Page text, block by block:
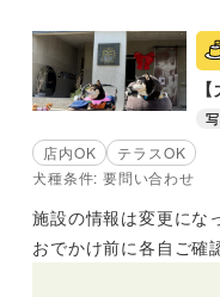
店内OK
テラスOK
犬種条件: 要問い合わせ
施設の情報は変更にな
おでかけ前に各自ご確